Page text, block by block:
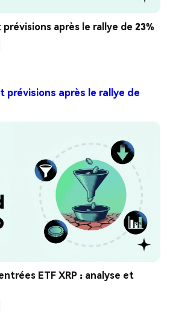
après le rallye de 23%
prévisions après le rallye de
ETF XRP : analyse et